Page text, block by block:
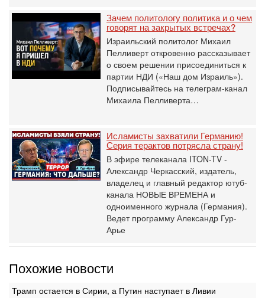
Зачем политологу политика и о чем
говорят на закрытых встречах?
Израильский политолог Михаил
Пелливерт откровенно рассказывает
о своем решении присоединиться к
партии НДИ («Наш дом Израиль»).
Подписывайтесь на телеграм-канал
Михаила Пелливерта…
Исламисты захватили Германию!
Серия терактов потрясла страну!
В эфире телеканала ITON-TV -
Александр Черкасский, издатель,
владелец и главный редактор ютуб-
канала НОВЫЕ ВРЕМЕНА и
одноименного журнала (Германия).
Ведет программу Александр Гур-
Арье
Похожие новости
Трамп остается в Сирии, а Путин наступает в Ливии